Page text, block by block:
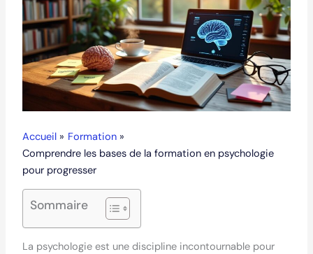
Accueil
Formation
Comprendre les bases de la formation en psychologie
pour progresser
Sommaire
La psychologie est une discipline incontournable pour